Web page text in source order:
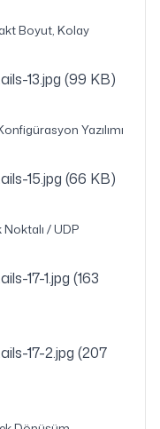
Boyut, Kolay
Yazılımı
/ UDP